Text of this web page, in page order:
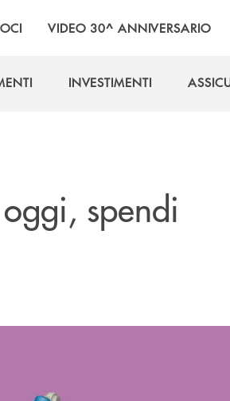
VIDEO 30^ ANNIVERSARIO
INVESTIMENTI
spendi